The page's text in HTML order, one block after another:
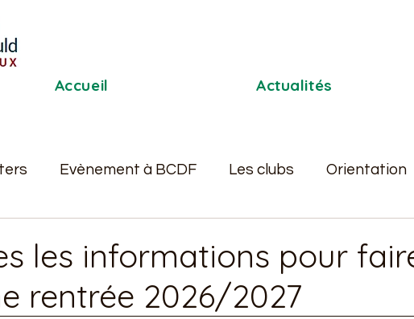
Accueil Actualités
Evènement à BCDF Les clubs Orientation
les informations pour
rentrée 2026/2027